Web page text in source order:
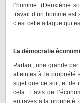
l’homme. (Deuxième
travail d’un homme
c’est cette attaque qui
La démocratie
Partant, une grande
atteintes à la propriété
sujet que ce soit, et de
cela. L’avis de
entraves à la propriété,